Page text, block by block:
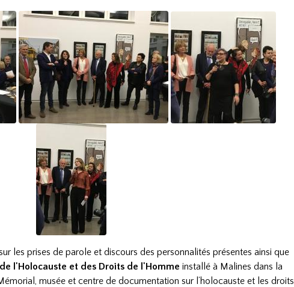
les prises de parole et discours des personnalités présentes ainsi que
l'Holocauste et des Droits de l'Homme installé à Malines dans la
musée et centre de documentation sur l’holocauste et les droits